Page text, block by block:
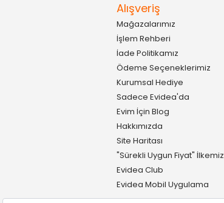
Alışveriş
Mağazalarımız
İşlem Rehberi
İade Politikamız
Ödeme Seçeneklerimiz
Kurumsal Hediye
Sadece Evidea'da
Evim İçin Blog
Hakkımızda
Site Haritası
"Sürekli Uygun Fiyat" İlkemiz
Evidea Club
Evidea Mobil Uygulama